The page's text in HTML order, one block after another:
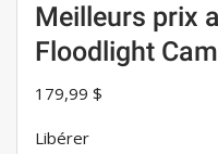
Meilleurs prix
Floodlight
179,99 $
Libérer